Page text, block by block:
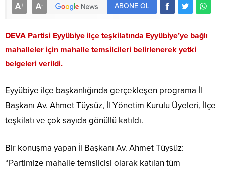
A+ A- ABONE OL
DEVA Partisi Eyyübiye ilçe teşkilatında Eyyübiye’ye bağlı
mahalleler için mahalle temsilcileri belirlenerek yetki
belgeleri verildi.
Eyyübiye ilçe başkanlığında gerçekleşen programa İl
Başkanı Av. Ahmet Tüysüz, İl Yönetim Kurulu Üyeleri, İlçe
teşkilatı ve çok sayıda gönüllü katıldı.
Bir konuşma yapan İl Başkanı Av. Ahmet Tüysüz:
“Partimize mahalle temsilcisi olarak katılan tüm